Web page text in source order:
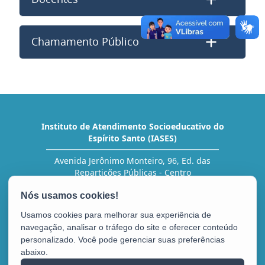
Chamamento Público
Instituto de Atendimento Socioeducativo do
Espírito Santo (IASES)
Avenida Jerônimo Monteiro, 96, Ed. das
Repartições Públicas - Centro
Tel.: (27) 3636-5454 (RH)
Usamos cookies para melhorar sua experiência de
navegação, analisar o tráfego do site e oferecer conteúdo
personalizado. Você pode gerenciar suas preferências
abaixo.